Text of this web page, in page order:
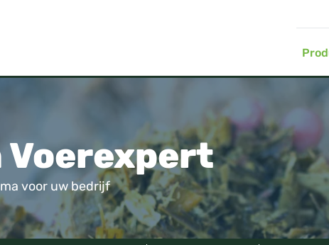
Voerexpert
voor uw bedrijf